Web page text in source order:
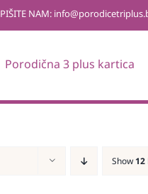
PIŠITE NAM:
Porodična 3 plus kartica
Show